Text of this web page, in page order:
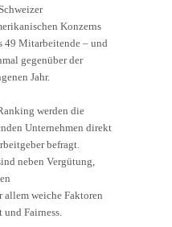
Konzerns
49 Mitarbeitende – und
gegenüber der
Jahr.
werden die
Unternehmen direkt
befragt.
neben Vergütung,
weiche Faktoren
und Fairness.